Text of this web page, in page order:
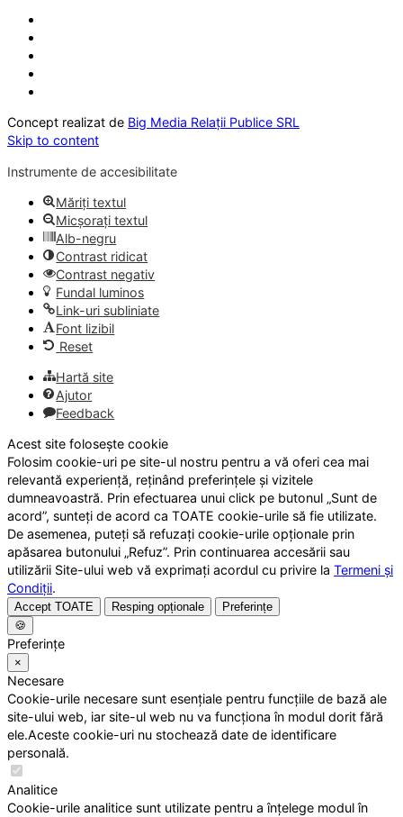
Concept realizat de Big Media Relații Publice SRL
Skip to content
Instrumente de accesibilitate
Măriți textul
Micșorați textul
Alb-negru
Contrast ridicat
Contrast negativ
Fundal luminos
Link-uri subliniate
Font lizibil
Reset
Hartă site
Ajutor
Feedback
Acest site folosește cookie
Folosim cookie-uri pe site-ul nostru pentru a vă oferi cea mai
relevantă experiență, reținând preferințele și vizitele
dumneavoastră. Prin efectuarea unui click pe butonul „Sunt de
acord”, sunteți de acord ca TOATE cookie-urile să fie utilizate.
De asemenea, puteți să refuzați cookie-urile opționale prin
apăsarea butonului „Refuz”. Prin continuarea accesării sau
utilizării Site-ului web vă exprimați acordul cu privire la Termeni și
Condiții.
Accept TOATE Resping opționale
Preferințe
🍪
Preferințe
×
Necesare
Cookie-urile necesare sunt esențiale pentru funcțiile de bază ale
site-ului web, iar site-ul web nu va funcționa în modul dorit fără
ele.Aceste cookie-uri nu stochează date de identificare
personală.
Analitice
Cookie-urile analitice sunt utilizate pentru a înțelege modul în